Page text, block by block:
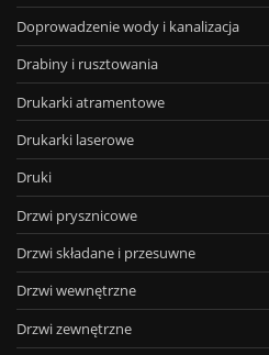
Doprowadzenie wody i kanalizacja
Drabiny i rusztowania
Drukarki atramentowe
Drukarki laserowe
Druki
Drzwi prysznicowe
Drzwi składane i przesuwne
Drzwi wewnętrzne
Drzwi zewnętrzne